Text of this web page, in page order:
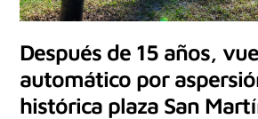
Después de 15 años,
automático por
histórica plaza San